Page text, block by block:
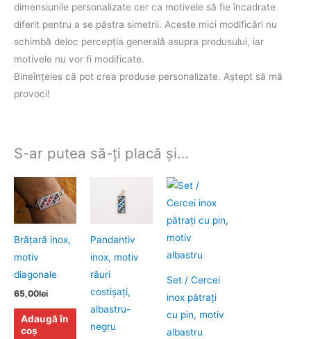
dimensiunile personalizate cer ca motivele să fie încadrate
diferit pentru a se păstra simetrii. Aceste mici modificări nu
schimbă deloc percepţia generală asupra produsului, iar
motivele nu vor fi modificate.
Bineînţeles că pot crea produse personalizate. Aştept să mă
provoci!
S-ar putea să-ți placă și…
Brăţară inox,
motiv
diagonale
65,00lei
Adaugă în
coș
Pandantiv
inox, motiv
râuri
costişaţi,
albastru-
negru
Set / Cercei
inox pătraţi
cu pin, motiv
albastru
Interval
prețuri:
40,00lei
până
Acest
produs
are
mai
multe